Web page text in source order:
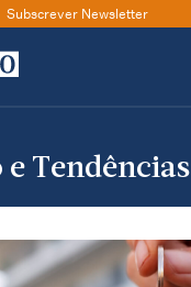
Subscrever Newsletter
Tendências